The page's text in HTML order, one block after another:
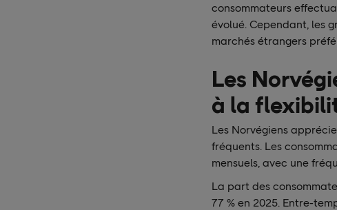
consommateurs
évolué. Cependant, les
marchés étrangers
Les
à la
Les Norvégiens
fréquents. Les
mensuels, avec une
La part des
77 % en 2025. Entre-